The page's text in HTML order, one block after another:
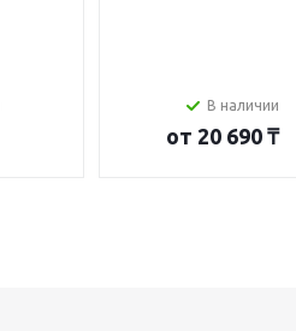
В наличии
от 20 690 ₸